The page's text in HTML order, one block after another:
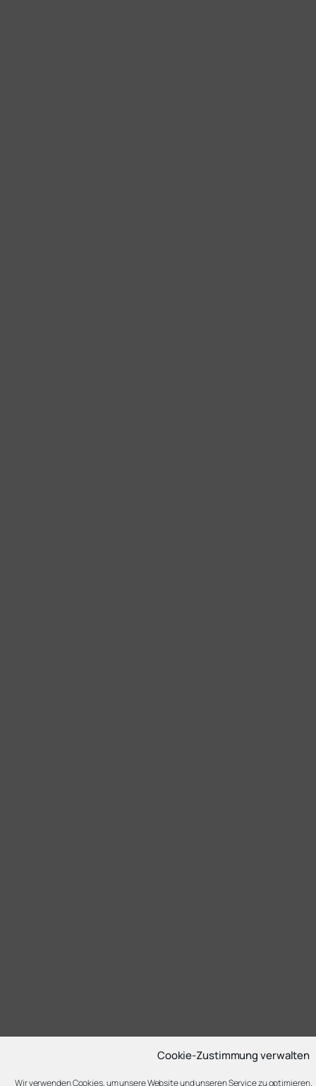
Cookie-Zustimmung verwalten
Wir verwenden Cookies, um unsere Website und unseren Service zu optimieren.